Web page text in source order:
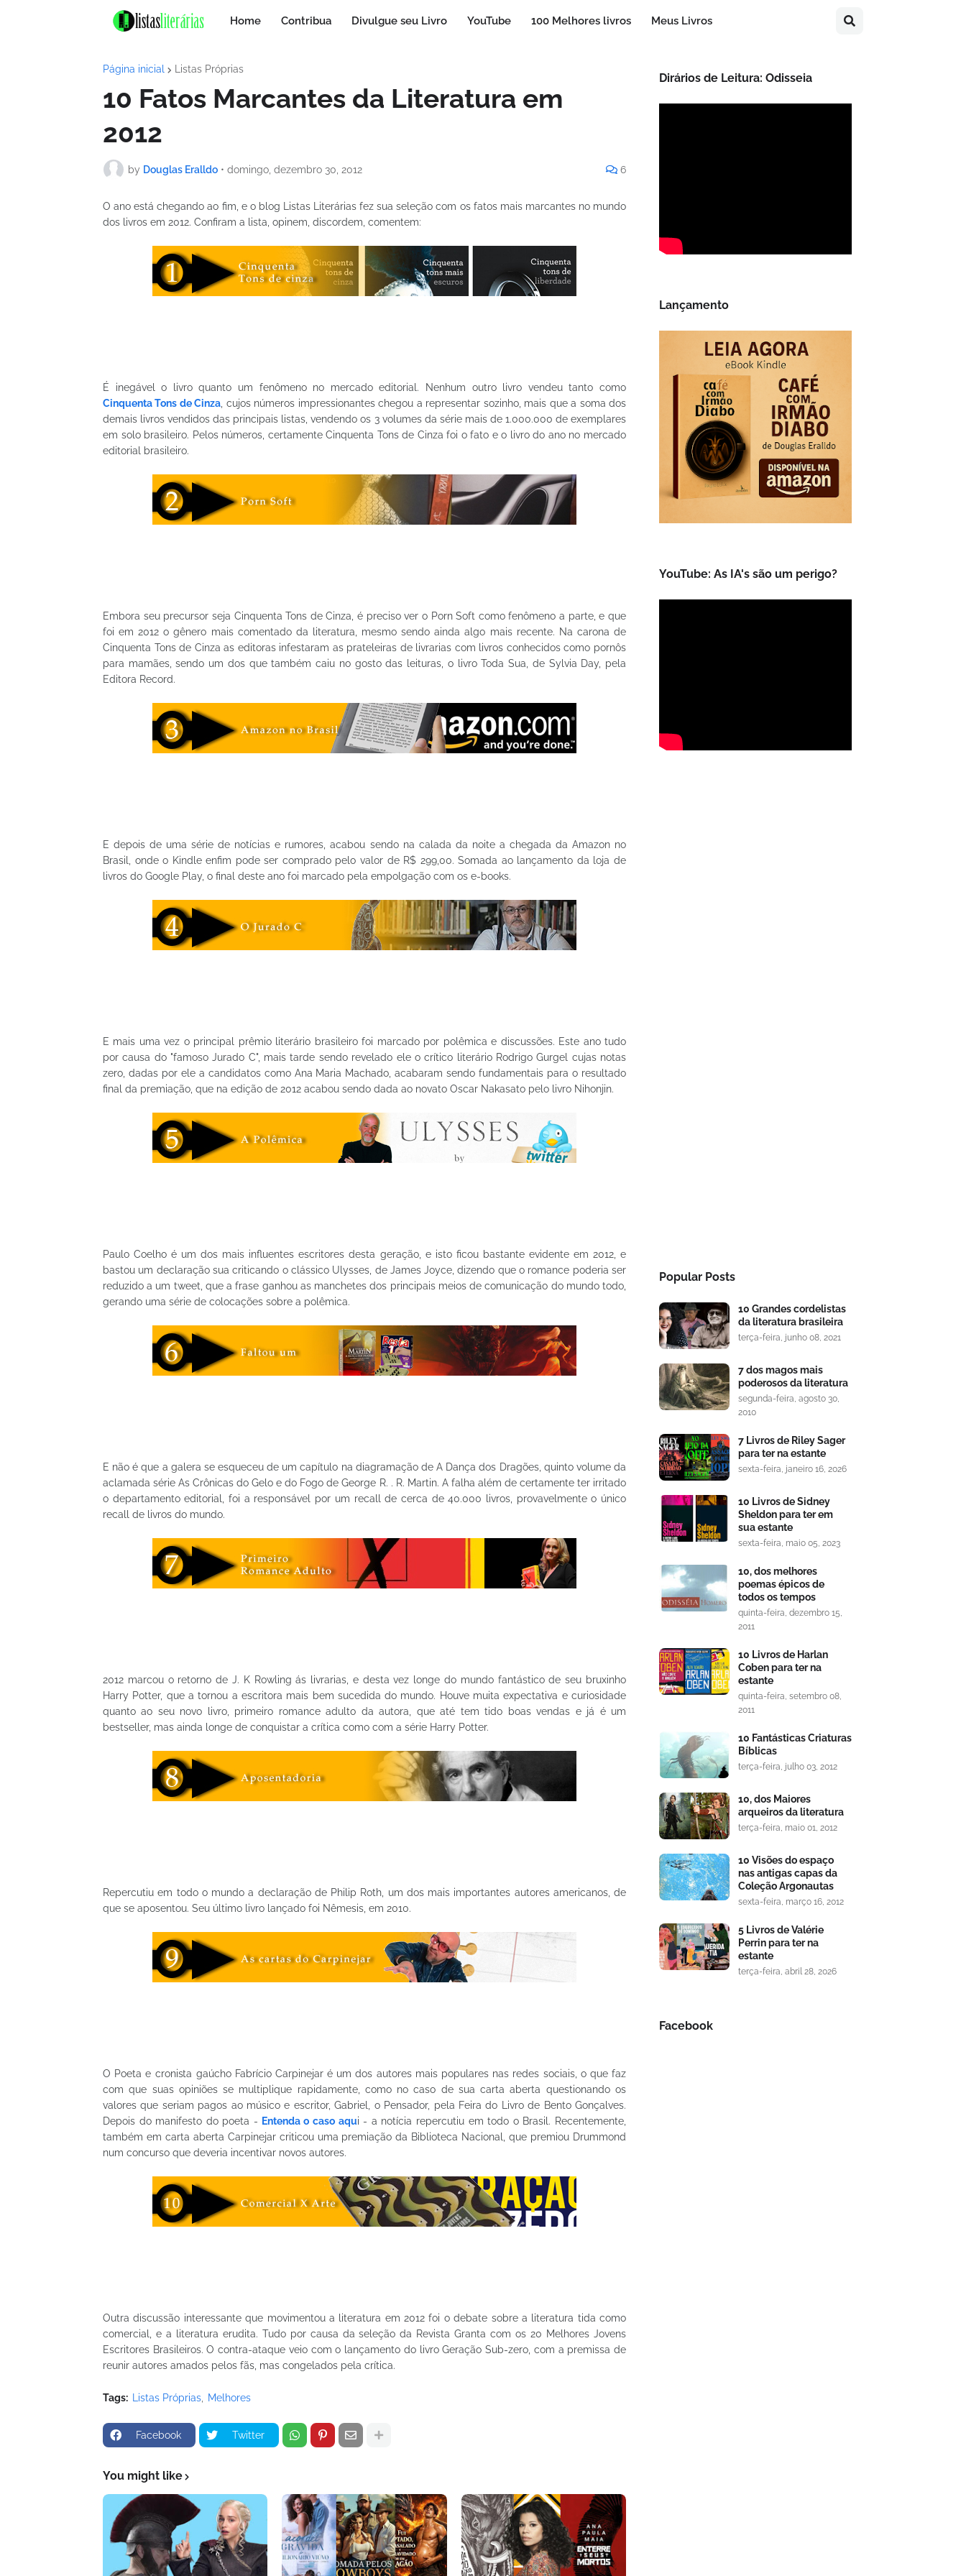
Home Contribua Divulgue seu Livro YouTube 100 Melhores livros Meus Livros
Página inicial Listas Próprias
10 Fatos Marcantes da Literatura em
2012
by Douglas Eralldo • domingo, dezembro 30, 2012 6
O ano está chegando ao fim, e o blog Listas Literárias fez sua seleção com os fatos mais marcantes no mundo
dos livros em 2012. Confiram a lista, opinem, discordem, comentem:
É inegável o livro quanto um fenômeno no mercado editorial. Nenhum outro livro vendeu tanto como
Cinquenta Tons de Cinza , cujos números impressionantes chegou a representar sozinho, mais que a soma dos
demais livros vendidos das principais listas, vendendo os 3 volumes da série mais de 1.000.000 de exemplares
em solo brasileiro. Pelos números, certamente Cinquenta Tons de Cinza foi o fato e o livro do ano no mercado
editorial brasileiro.
Embora seu precursor seja Cinquenta Tons de Cinza, é preciso ver o Porn Soft como fenômeno a parte, e que
foi em 2012 o gênero mais comentado da literatura, mesmo sendo ainda algo mais recente. Na carona de
Cinquenta Tons de Cinza as editoras infestaram as prateleiras de livrarias com livros conhecidos como pornôs
para mamães, sendo um dos que também caiu no gosto das leituras, o livro Toda Sua, de Sylvia Day, pela
Editora Record.
E depois de uma série de notícias e rumores, acabou sendo na calada da noite a chegada da Amazon no
Brasil, onde o Kindle enfim pode ser comprado pelo valor de R$ 299,00. Somada ao lançamento da loja de
livros do Google Play, o final deste ano foi marcado pela empolgação com os e-books.
E mais uma vez o principal prêmio literário brasileiro foi marcado por polêmica e discussões. Este ano tudo
por causa do "famoso Jurado C", mais tarde sendo revelado ele o crítico literário Rodrigo Gurgel cujas notas
zero, dadas por ele a candidatos como Ana Maria Machado, acabaram sendo fundamentais para o resultado
final da premiação, que na edição de 2012 acabou sendo dada ao novato Oscar Nakasato pelo livro Nihonjin.
Paulo Coelho é um dos mais influentes escritores desta geração, e isto ficou bastante evidente em 2012, e
bastou um declaração sua criticando o clássico Ulysses, de James Joyce, dizendo que o romance poderia ser
reduzido a um tweet, que a frase ganhou as manchetes dos principais meios de comunicação do mundo todo,
gerando uma série de colocações sobre a polêmica.
E não é que a galera se esqueceu de um capítulo na diagramação de A Dança dos Dragões, quinto volume da
aclamada série As Crônicas do Gelo e do Fogo de George R. . R. Martin. A falha além de certamente ter irritado
o departamento editorial, foi a responsável por um recall de cerca de 40.000 livros, provavelmente o único
recall de livros do mundo.
2012 marcou o retorno de J. K Rowling ás livrarias, e desta vez longe do mundo fantástico de seu bruxinho
Harry Potter, que a tornou a escritora mais bem sucedida do mundo. Houve muita expectativa e curiosidade
quanto ao seu novo livro, primeiro romance adulto da autora, que até tem tido boas vendas e já é um
bestseller, mas ainda longe de conquistar a crítica como com a série Harry Potter.
Repercutiu em todo o mundo a declaração de Philip Roth, um dos mais importantes autores americanos, de
que se aposentou. Seu último livro lançado foi Nêmesis, em 2010.
O Poeta e cronista gaúcho Fabrício Carpinejar é um dos autores mais populares nas redes sociais, o que faz
com que suas opiniões se multiplique rapidamente, como no caso de sua carta aberta questionando os
valores que seriam pagos ao músico e escritor, Gabriel, o Pensador, pela Feira do Livro de Bento Gonçalves.
Depois do manifesto do poeta - Entenda o caso aqui - a notícia repercutiu em todo o Brasil. Recentemente,
também em carta aberta Carpinejar criticou uma premiação da Biblioteca Nacional, que premiou Drummond
num concurso que deveria incentivar novos autores.
Outra discussão interessante que movimentou a literatura em 2012 foi o debate sobre a literatura tida como
comercial, e a literatura erudita. Tudo por causa da seleção da Revista Granta com os 20 Melhores Jovens
Escritores Brasileiros. O contra-ataque veio com o lançamento do livro Geração Sub-zero, com a premissa de
reunir autores amados pelos fãs, mas congelados pela crítica.
Tags: Listas Próprias Melhores
Facebook Twitter
You might like
Dirários de Leitura: Odisseia
Lançamento
YouTube: As IA's são um perigo?
Popular Posts
10 Grandes cordelistas
da literatura brasileira
terça-feira, junho 08, 2021
7 dos magos mais
poderosos da literatura
segunda-feira, agosto 30,
2010
7 Livros de Riley Sager
para ter na estante
sexta-feira, janeiro 16, 2026
10 Livros de Sidney
Sheldon para ter em
sua estante
sexta-feira, maio 05, 2023
10, dos melhores
poemas épicos de
todos os tempos
quinta-feira, dezembro 15,
2011
10 Livros de Harlan
Coben para ter na
estante
quinta-feira, setembro 08,
2011
10 Fantásticas Criaturas
Bíblicas
terça-feira, julho 03, 2012
10, dos Maiores
arqueiros da literatura
terça-feira, maio 01, 2012
10 Visões do espaço
nas antigas capas da
Coleção Argonautas
sexta-feira, março 16, 2012
5 Livros de Valérie
Perrin para ter na
estante
terça-feira, abril 28, 2026
Facebook